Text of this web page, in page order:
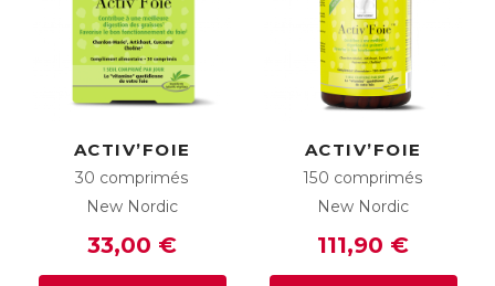
ACTIV’FOIE
30 comprimés
New Nordic
33,00 €
ACTIV’FOIE
150 comprimés
New Nordic
111,90 €